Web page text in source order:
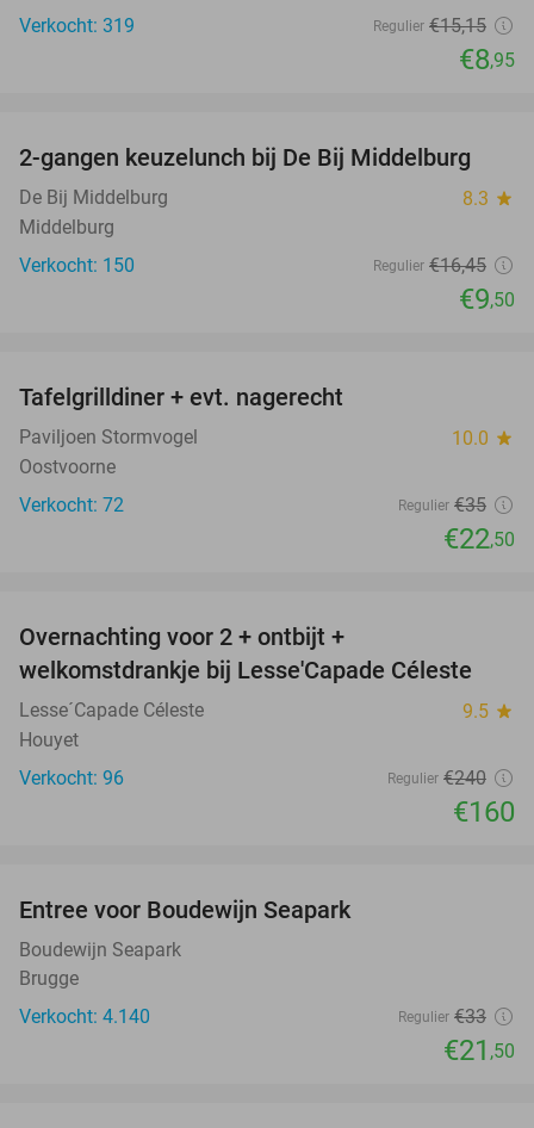
Verkocht: 319
Regulier €15,15
€8,95
42%
2-gangen keuzelunch bij De Bij Middelburg
De Bij Middelburg 8.3 star
Middelburg
Verkocht: 150
Regulier €16,45
€9,50
Tafelgrilldiner + evt. nagerecht
Paviljoen Stormvogel 10.0 star
Oostvoorne
Verkocht: 72
Regulier €35
€22,50
Overnachting voor 2 + ontbijt +
welkomstdrankje bij Lesse'Capade Céleste
Lesse´Capade Céleste 9.5 star
Houyet
Verkocht: 96
Regulier €240
€160
Entree voor Boudewijn Seapark
Boudewijn Seapark
Brugge
Verkocht: 4.140
Regulier €33
€21 ,50